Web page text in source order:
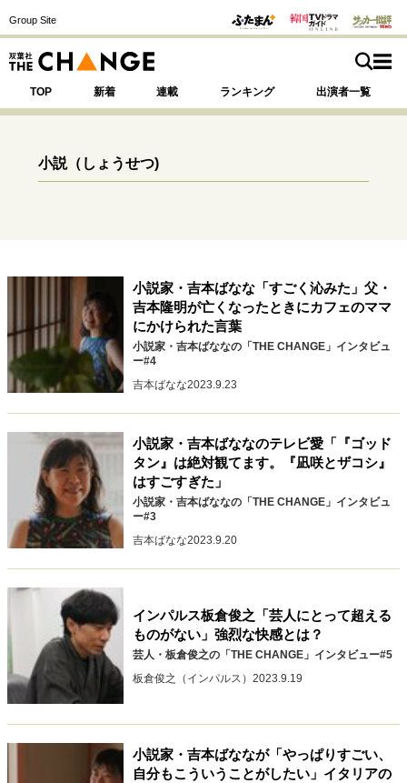
Group Site
TOP 新着 連載 ランキング 出演者一覧
運命を変えた出会い 決断の裏側
挫折からの再起
未知への挑戦
プロフェッショナルの矜持
表現者の葛藤
人生が動いた日 10代の挫折と原点
キャリア・働き方
セカンドキャリアの描き方
独立という決断
大人の学び直し
ファーストキャリアを拓く
夢を掴む選択
リーダーの流儀
トップが描く未来
マインドセット
小説（しょうせつ)
小説家・吉本ばなな「すごく沁みた」父・
吉本隆明が亡くなったときにカフェのママ
にかけられた言葉
小説家・吉本ばななの「THE CHANGE」インタビュ
ー#4
吉本ばなな2023.9.23
小説家・吉本ばななのテレビ愛「『ゴッド
タン』は絶対観てます。『凪咲とザコシ』
はすごすぎた」
小説家・吉本ばななの「THE CHANGE」インタビュ
ー#3
吉本ばなな2023.9.20
インパルス板倉俊之「芸人にとって超える
ものがない」強烈な快感とは？
芸人・板倉俊之の「THE CHANGE」インタビュー#5
板倉俊之（インパルス） 2023.9.19
小説家・吉本ばななが「やっぱりすごい、
自分もこういうことがしたい」イタリアの